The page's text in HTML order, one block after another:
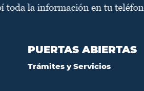
PUERTAS ABIERTAS
Trámites y Servicios